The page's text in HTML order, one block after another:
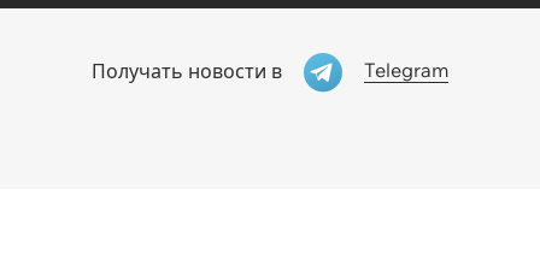
Получать новости в Telegram